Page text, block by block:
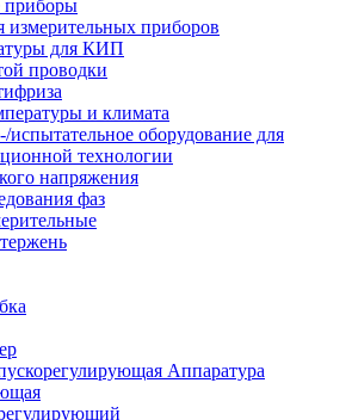
приборы
измерительных приборов
для КИП
проводки
и климата
испытательное оборудование для
технологии
напряжения
фаз
Аппаратура